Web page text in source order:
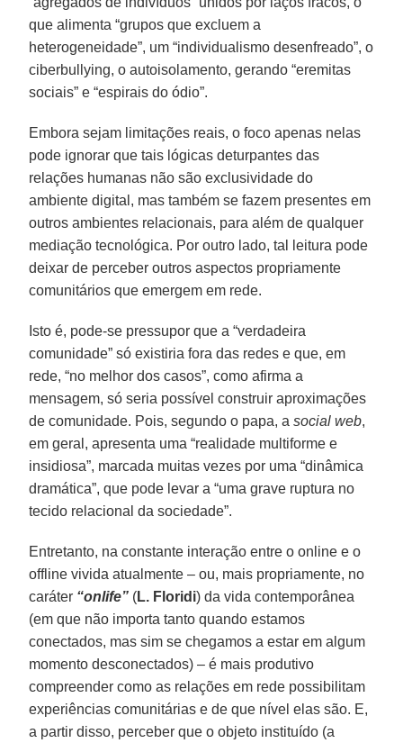
que alimenta “grupos que excluem a
heterogeneidade”, um “individualismo desenfreado”, o
ciberbullying, o autoisolamento, gerando “eremitas
sociais” e “espirais do ódio”.
Embora sejam limitações reais, o foco apenas nelas
pode ignorar que tais lógicas deturpantes das
relações humanas não são exclusividade do
ambiente digital, mas também se fazem presentes em
outros ambientes relacionais, para além de qualquer
mediação tecnológica. Por outro lado, tal leitura pode
deixar de perceber outros aspectos propriamente
comunitários que emergem em rede.
Isto é, pode-se pressupor que a “verdadeira
comunidade” só existiria fora das redes e que, em
rede, “no melhor dos casos”, como afirma a
mensagem, só seria possível construir aproximações
de comunidade. Pois, segundo o papa, asocial web,
em geral, apresenta uma “realidade multiforme e
insidiosa”, marcada muitas vezes por uma “dinâmica
dramática”, que pode levar a “uma grave ruptura no
tecido relacional da sociedade”.
Entretanto, na constante interação entre o online e o
offline vivida atualmente – ou, mais propriamente, no
caráter “onlife” (L. Floridi) da vida contemporânea
(em que não importa tanto quando estamos
conectados, mas sim se chegamos a estar em algum
momento desconectados) – é mais produtivo
compreender como as relações em rede possibilitam
experiências comunitárias e de que nível elas são. E,
a partir disso, perceber que o objeto instituído (a